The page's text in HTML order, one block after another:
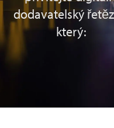
dodavatelský
který: